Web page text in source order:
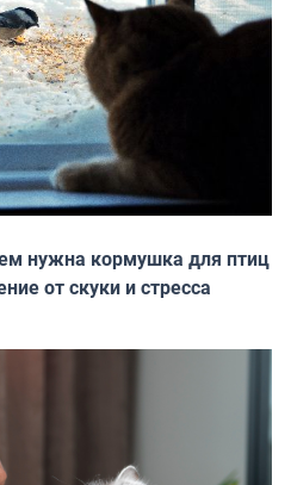
нужна кормушка для птиц
от скуки и стресса